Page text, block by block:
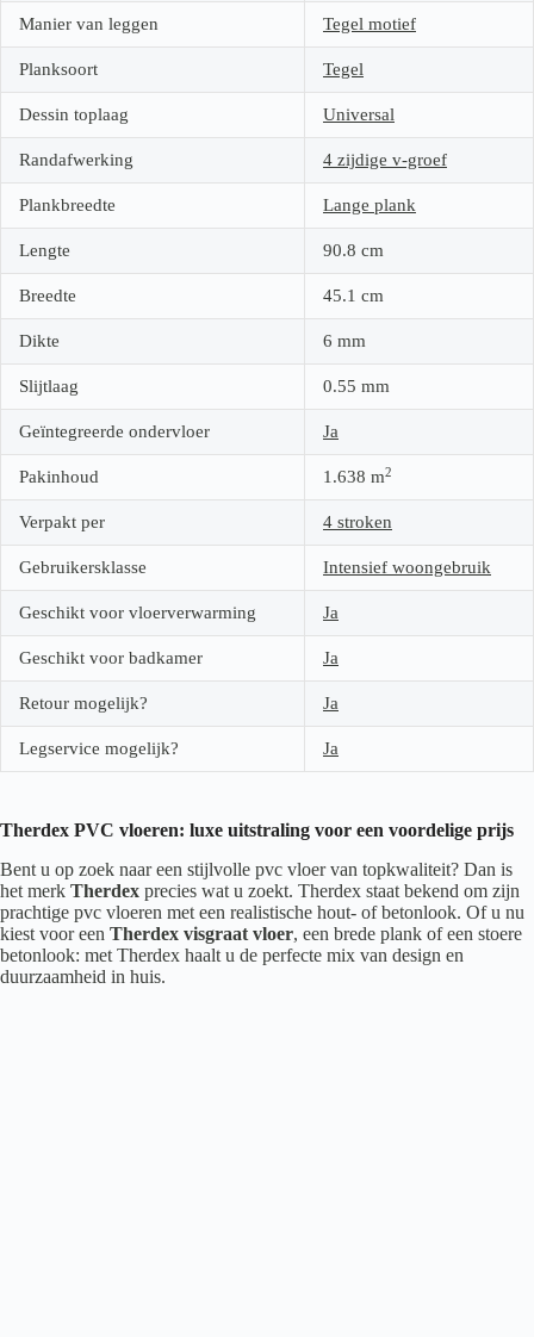
Manier van leggen Tegel motief
Planksoort Tegel
Dessin toplaag Universal
Randafwerking 4 zijdige v-groef
Plankbreedte Lange plank
Lengte 90.8 cm
Breedte 45.1 cm
Dikte 6 mm
Slijtlaag 0.55 mm
Geïntegreerde ondervloer Ja
Pakinhoud 1.638 m2
Verpakt per 4 stroken
Gebruikersklasse Intensief woongebruik
Geschikt voor vloerverwarming Ja
Geschikt voor badkamer Ja
Retour mogelijk? Ja
Legservice mogelijk? Ja
Therdex PVC vloeren: luxe uitstraling voor een voordelige prijs
Bent u op zoek naar een stijlvolle pvc vloer van topkwaliteit? Dan is
het merk Therdex precies wat u zoekt. Therdex staat bekend om zijn
prachtige pvc vloeren met een realistische hout- of betonlook. Of u nu
kiest voor een Therdex visgraat vloer, een brede plank of een stoere
betonlook: met Therdex haalt u de perfecte mix van design en
duurzaamheid in huis.